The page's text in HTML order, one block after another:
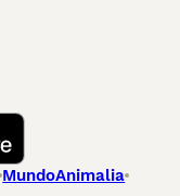
MundoAnimalia